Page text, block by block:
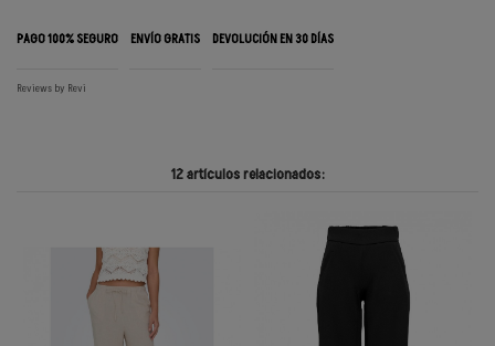
PAGO 100% SEGURO ENVÍO GRATIS DEVOLUCIÓN EN 30 DÍAS
Reviews by Revi
12 artículos relacionados: